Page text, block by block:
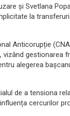
și Svetlana
la
Anticorupție
vizând gestionarea
alegerea
de a tensiona
cercurilor